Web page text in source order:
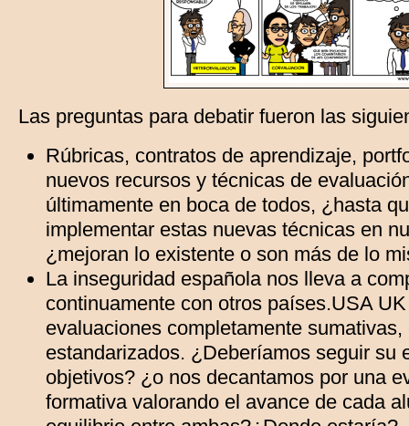
Las preguntas para debatir fueron las
Rúbricas, contratos de aprendizaje,
nuevos recursos y técnicas de
últimamente en boca de todos, ¿hasta
implementar estas nuevas técnicas en
¿mejoran lo existente o son más de lo
La inseguridad española nos lleva a
continuamente con otros países.USA
evaluaciones completamente
estandarizados. ¿Deberíamos seguir su
objetivos? ¿o nos decantamos por una
formativa valorando el avance de cada